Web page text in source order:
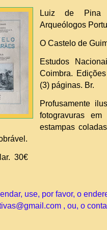
Luiz de Pina
Arqueólogos
O Castelo de
Estudos
Coimbra.
(3) páginas. Br.
Profusamente
fotogravuras
estampas
30€
use, por favor, o
, ou, o